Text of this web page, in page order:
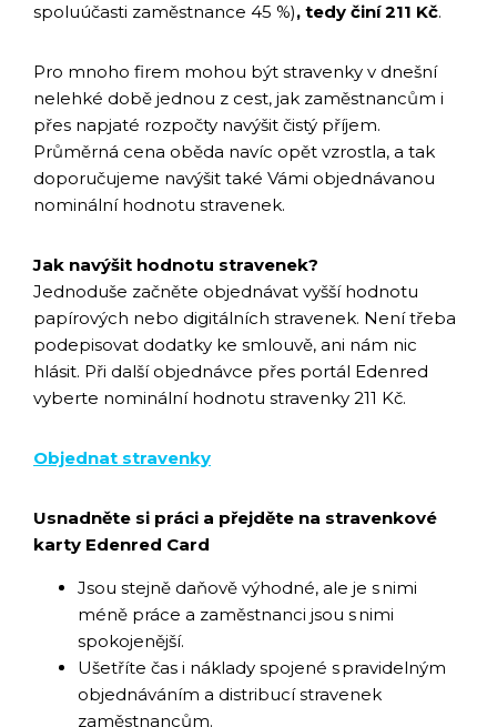
spoluúčasti zaměstnance 45 %), tedy činí 211 Kč.
Pro mnoho firem mohou být stravenky v dnešní
nelehké době jednou z cest, jak zaměstnancům i
přes napjaté rozpočty navýšit čistý příjem.
Průměrná cena oběda navíc opět vzrostla, a tak
doporučujeme navýšit také Vámi objednávanou
nominální hodnotu stravenek.
Jak navýšit hodnotu stravenek?
Jednoduše začněte objednávat vyšší hodnotu
papírových nebo digitálních stravenek. Není třeba
podepisovat dodatky ke smlouvě, ani nám nic
hlásit. Při další objednávce přes portál Edenred
vyberte nominální hodnotu stravenky 211 Kč.
Objednat stravenky
Usnadněte si práci a přejděte na stravenkové
karty Edenred Card
Jsou stejně daňově výhodné, ale je s nimi
méně práce a zaměstnanci jsou s nimi
spokojenější.
Ušetříte čas i náklady spojené s pravidelným
objednáváním a distribucí stravenek
zaměstnancům.